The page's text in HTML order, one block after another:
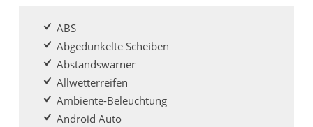
ABS
Abgedunkelte Scheiben
Abstandswarner
Allwetterreifen
Ambiente-Beleuchtung
Android Auto